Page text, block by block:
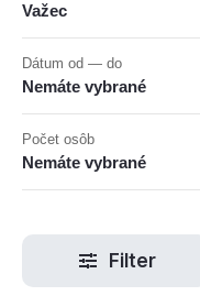
Važec
Dátum od — do
Nemáte vybrané
Počet osôb
Nemáte vybrané
Filter